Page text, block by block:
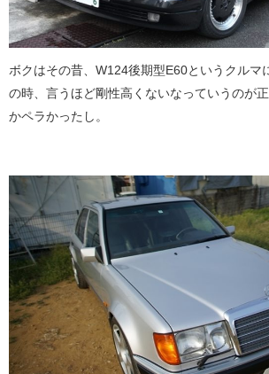
ボクはその昔、W124後期型E60というクルマ
の時、言うほど剛性高くないなっていうのが
かペラかったし。